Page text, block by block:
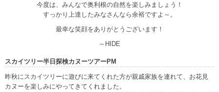
今度は、みんなで奥利根の自然を楽しみましょう！
すっかり上達したみなさんなら余裕ですよ～。
最幸な笑顔をありがとうございます！
～HIDE
スカイツリー半日探検カヌーツアーPM
昨秋にスカイツリーに遊びに来てくれた方が親戚家族を連れて、お花見
カヌーを楽しみにやってきてくれました。